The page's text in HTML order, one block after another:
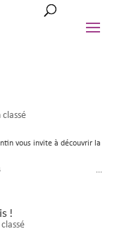
classé
vous invite à découvrir la
Les lundis :
2023 ...
!